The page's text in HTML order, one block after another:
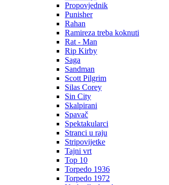
Propovjednik
Punisher
Rahan
Ramireza treba koknuti
Rat - Man
Rip Kirby
Saga
Sandman
Scott Pilgrim
Silas Corey
Sin City
Skalpirani
Spavač
Spektakularci
Stranci u raju
Stripovijetke
Tajni vrt
Top 10
Torpedo 1936
Torpedo 1972